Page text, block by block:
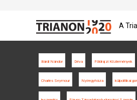
A
Bárdi Nándor Déva Földrajzi Közlemények
Charles Seymour Nyíregyháza külpolitikai